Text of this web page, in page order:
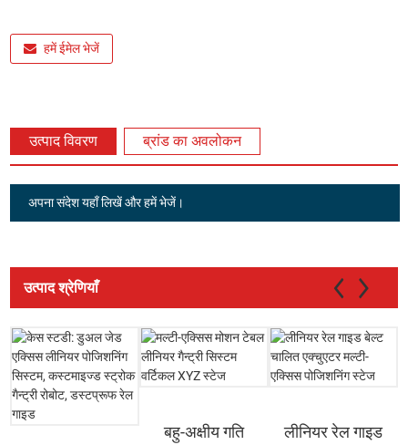
हमें ईमेल भेजें
उत्पाद विवरण ब्रांड का अवलोकन
अपना संदेश यहाँ लिखें और हमें भेजें।
उत्पाद श्रेणियाँ
बहु-अक्षीय गति
लीनियर रेल गाइड